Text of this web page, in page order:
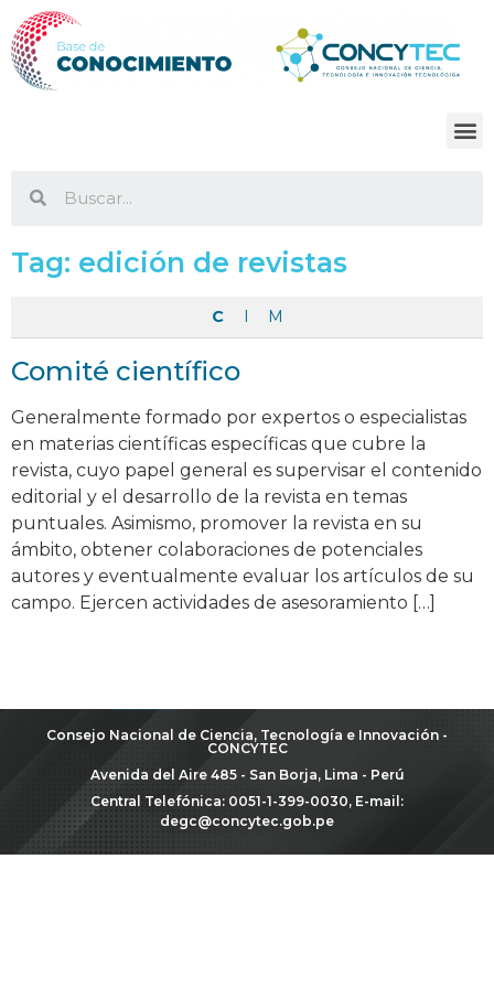
Tag: edición de revistas
C I M
Comité científico
Generalmente formado por expertos o especialistas
en materias científicas específicas que cubre la
revista, cuyo papel general es supervisar el contenido
editorial y el desarrollo de la revista en temas
puntuales. Asimismo, promover la revista en su
ámbito, obtener colaboraciones de potenciales
autores y eventualmente evaluar los artículos de su
campo. Ejercen actividades de asesoramiento […]
Consejo Nacional de Ciencia, Tecnología e Innovación -
CONCYTEC
Avenida del Aire 485 - San Borja, Lima - Perú
Central Telefónica: 0051-1-399-0030, E-mail:
degc@concytec.gob.pe